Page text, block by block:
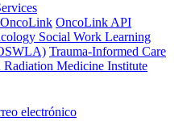
OncoLink API
Social Work Learning
Trauma-Informed Care
Radiation Medicine Institute
electrónico